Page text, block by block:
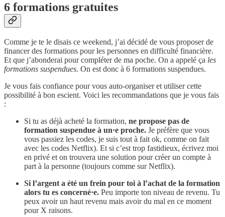
6 formations gratuites
Comme je te le disais ce weekend, j’ai décidé de vous proposer de
financer des formations pour les personnes en difficulté financière.
Et que j’abonderai pour compléter de ma poche. On a appelé ça les
formations suspendues. On est donc à 6 formations suspendues.
Je vous fais confiance pour vous auto-organiser et utiliser cette
possibilité à bon escient. Voici les recommandations que je vous fais
:
Si tu as déjà acheté la formation, ne propose pas de
formation suspendue à un·e proche. Je préfère que vous
vous passiez les codes, je suis tout à fait ok, comme on fait
avec les codes Netflix). Et si c’est trop fastidieux, écrivez moi
en privé et on trouvera une solution pour créer un compte à
part à la personne (toujours comme sur Netflix).
Si l’argent a été un frein pour toi à l’achat de la formation
alors tu es concerné·e. Peu importe ton niveau de revenu. Tu
peux avoir un haut revenu mais avoir du mal en ce moment
pour X raisons.